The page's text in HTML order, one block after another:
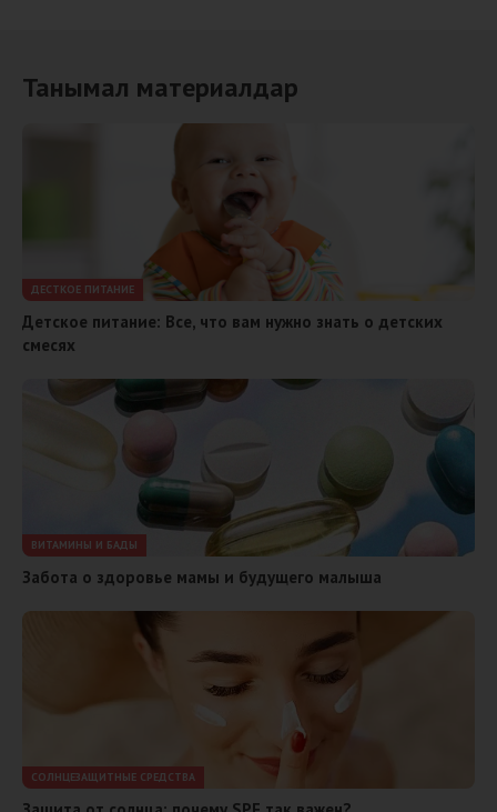
Танымал материалдар
ДЕСТКОЕ ПИТАНИЕ
Детское питание: Все, что вам нужно знать о детских
смесях
ВИТАМИНЫ И БАДЫ
Забота о здоровье мамы и будущего малыша
СОЛНЦЕЗАЩИТНЫЕ СРЕДСТВА